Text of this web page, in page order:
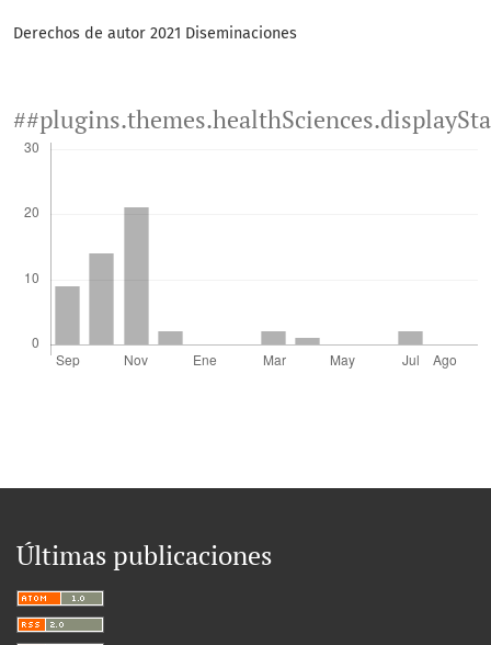
Derechos de autor 2021 Diseminaciones
Últimas publicaciones